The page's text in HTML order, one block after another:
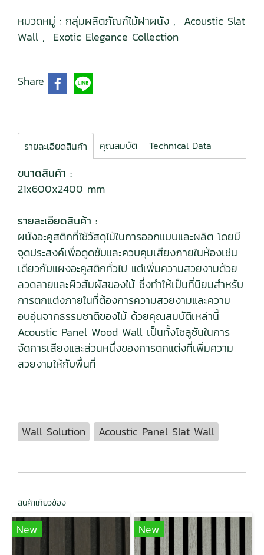
หมวดหมู่ : กลุ่มผลิตภัณฑ์ไม้ฝาผนัง , Acoustic Slat
Wall , Exotic Elegance Collection
Share
รายละเอียดสินค้า คุณสมบัติ Technical Data
ขนาดสินค้า :
21x600x2400 mm
รายละเอียดสินค้า :
ผนังอะคูสติกที่ใช้วัสดุไม้ในการออกแบบและผลิต โดยมี
จุดประสงค์เพื่อดูดซับและควบคุมเสียงภายในห้องเช่น
เดียวกับแผงอะคูสติกทั่วไป แต่เพิ่มความสวยงามด้วย
ลวดลายและผิวสัมผัสของไม้ ซึ่งทำให้เป็นที่นิยมสำหรับ
การตกแต่งภายในที่ต้องการความสวยงามและความ
อบอุ่นจากธรรมชาติของไม้ ด้วยคุณสมบัติเหล่านี้
Acoustic Panel Wood Wall เป็นทั้งโซลูชันในการ
จัดการเสียงและส่วนหนึ่งของการตกแต่งที่เพิ่มความ
สวยงามให้กับพื้นที่
Wall Solution Acoustic Panel Slat Wall
สินค้าเกี่ยวข้อง
New New